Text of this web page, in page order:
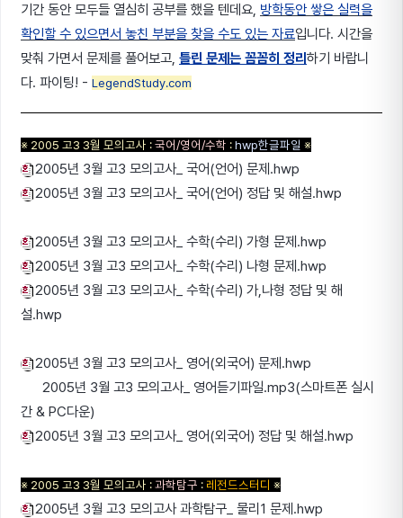
기간 동안 모두들 열심히 공부를 했을 텐데요, 방학동안 쌓은 실력을
확인할 수 있으면서 놓친 부분을 찾을 수도 있는 자료입니다. 시간을
맞춰 가면서 문제를 풀어보고, 틀린 문제는 꼼꼼히 정리하기 바랍니
다. 파이팅! - LegendStudy.com
※ 2005 고3 3월 모의고사 :국어/영어/수학 :hwp한글파일 ※
2005년 3월 고3 모의고사_ 국어(언어) 문제.hwp
2005년 3월 고3 모의고사_ 국어(언어) 정답 및 해설.hwp
2005년 3월 고3 모의고사_ 수학(수리) 가형 문제.hwp
2005년 3월 고3 모의고사_ 수학(수리) 나형 문제.hwp
2005년 3월 고3 모의고사_ 수학(수리) 가,나형 정답 및 해
설.hwp
2005년 3월 고3 모의고사_ 영어(외국어) 문제.hwp
2005년 3월 고3 모의고사_ 영어듣기파일.mp3(스마트폰 실시
간 & PC다운)
2005년 3월 고3 모의고사_ 영어(외국어) 정답 및 해설.hwp
※ 2005 고3 3월 모의고사 :과학탐구 : 레전드스터디 ※
2005년 3월 고3 모의고사 과학탐구_ 물리1 문제.hwp